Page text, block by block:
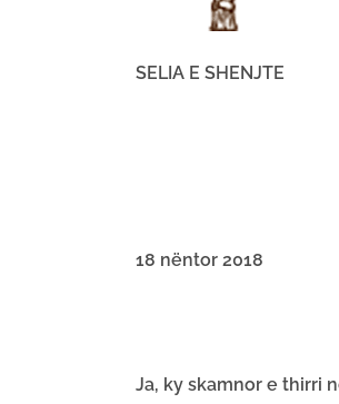
SELIA E SHENJTE
18 nëntor 2018
Ja, ky skamnor e thirri